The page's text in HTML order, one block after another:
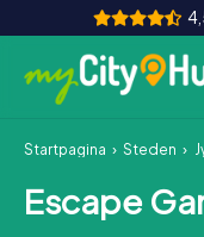
Hoe het werkt
Steden
Startpagina Steden
Escape